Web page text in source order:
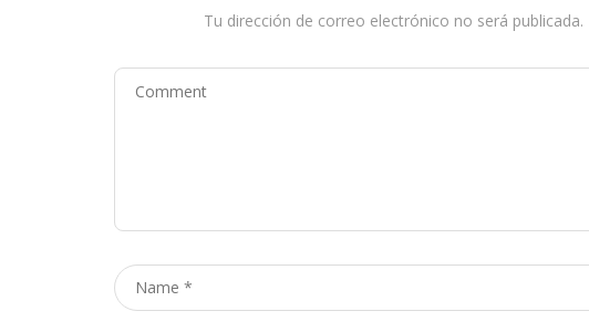
Tu dirección de correo electrónico no será publicada.
Comment
Name